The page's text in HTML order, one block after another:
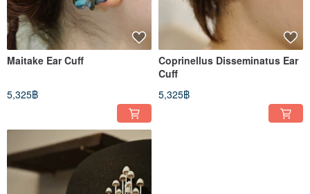
Maitake Ear Cuff
5,325฿
Coprinellus Disseminatus Ear
Cuff
5,325฿